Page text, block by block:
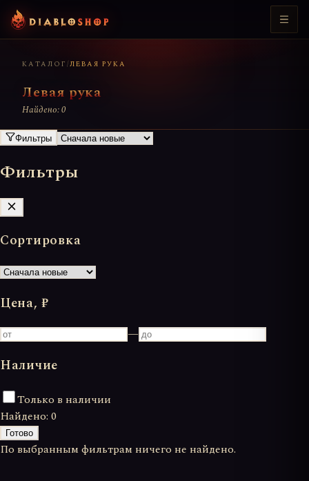
КАТАЛОГ/ЛЕВАЯ РУКА
Левая рука
Найдено: 0
Фильтры
Фильтры
Сортировка
Цена, ₽
—
Наличие
Только в наличии
Найдено: 0
Готово
По выбранным фильтрам ничего не найдено.